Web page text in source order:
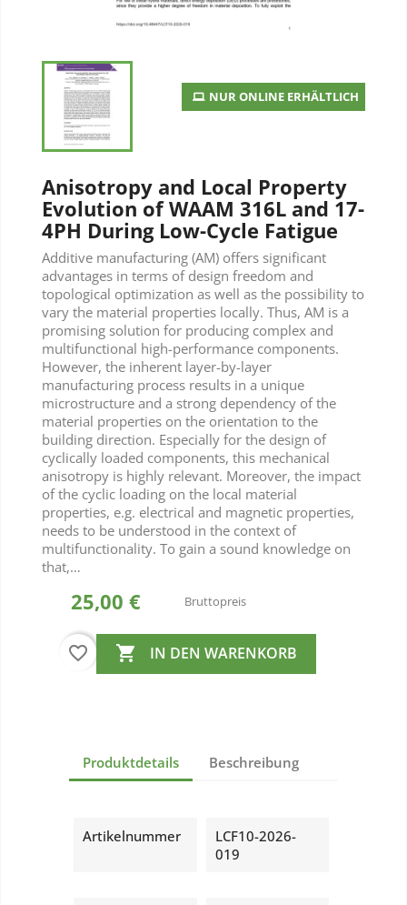
NUR ONLINE ERHÄLTLICH
Anisotropy and Local Property
Evolution of WAAM 316L and 17-
4PH During Low-Cycle Fatigue
Additive manufacturing (AM) offers significant
advantages in terms of design freedom and
topological optimization as well as the possibility to
vary the material properties locally. Thus, AM is a
promising solution for producing complex and
multifunctional high-performance components.
However, the inherent layer-by-layer
manufacturing process results in a unique
microstructure and a strong dependency of the
material properties on the orientation to the
building direction. Especially for the design of
cyclically loaded components, this mechanical
anisotropy is highly relevant. Moreover, the impact
of the cyclic loading on the local material
properties, e.g. electrical and magnetic properties,
needs to be understood in the context of
multifunctionality. To gain a sound knowledge on
that,…
25,00 € Bruttopreis
favorite_border  IN DEN WARENKORB
Produktdetails Beschreibung
Artikelnummer
LCF10-2026-
019